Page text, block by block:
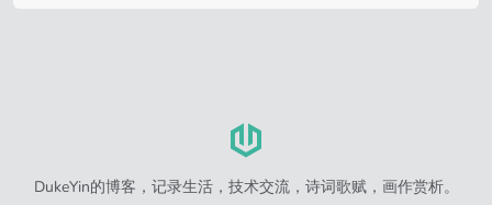
DukeYin的博客，记录生活，技术交流，诗词歌赋，画作赏析。